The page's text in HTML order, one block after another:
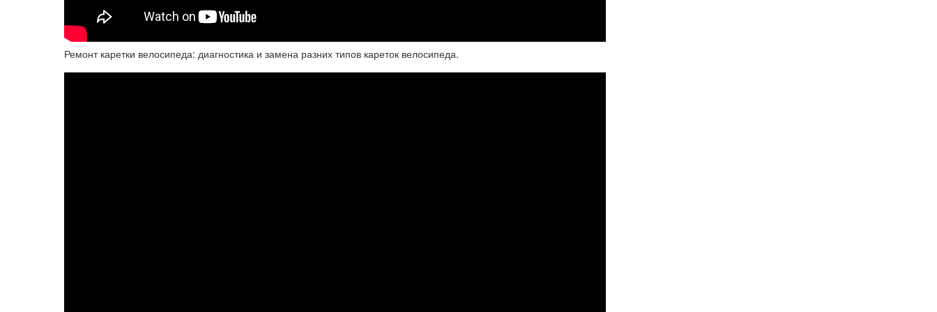
Ремонт каретки велосипеда: диагностика и замена разних типов кареток велосипеда.